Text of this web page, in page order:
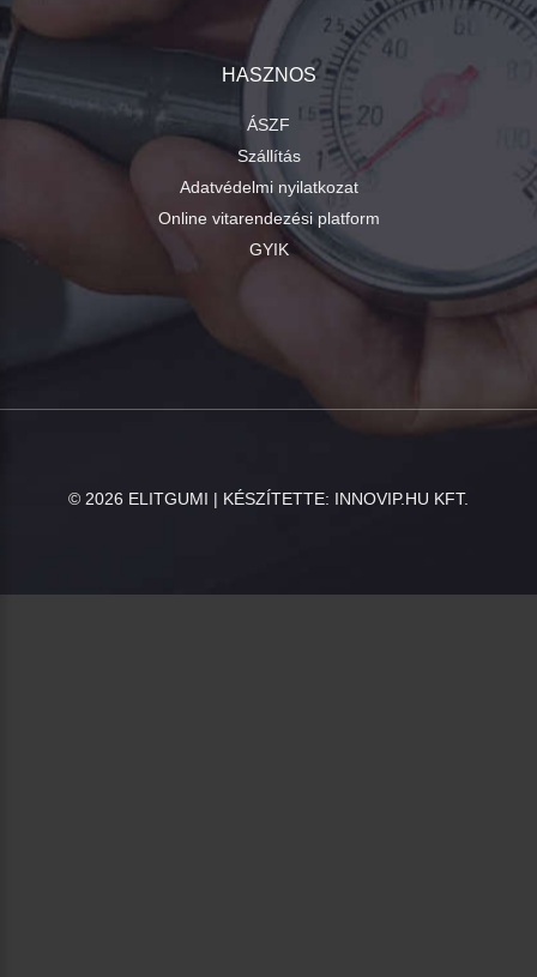
HASZNOS
ÁSZF
Szállítás
Adatvédelmi nyilatkozat
Online vitarendezési platform
GYIK
© 2026 ELITGUMI | KÉSZÍTETTE: INNOVIP.HU KFT.